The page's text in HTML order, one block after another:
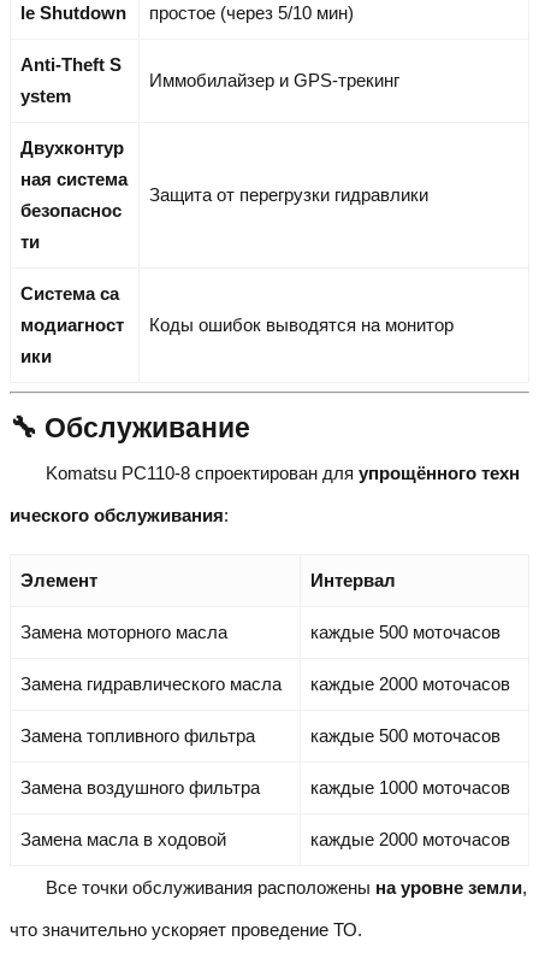
le Shutdown
простое (через 5/10 мин)
Anti-Theft S
ystem
Иммобилайзер и GPS-трекинг
Двухконтур
ная система
безопаснос
ти
Защита от перегрузки гидравлики
Система са
модиагност
ики
Коды ошибок выводятся на монитор
🔧 Обслуживание
Komatsu PC110-8 спроектирован для упрощённого техн
ического обслуживания:
Элемент Интервал
Замена моторного масла каждые 500 моточасов
Замена гидравлического масла каждые 2000 моточасов
Замена топливного фильтра каждые 500 моточасов
Замена воздушного фильтра каждые 1000 моточасов
Замена масла в ходовой каждые 2000 моточасов
Все точки обслуживания расположены на уровне земли,
что значительно ускоряет проведение ТО.